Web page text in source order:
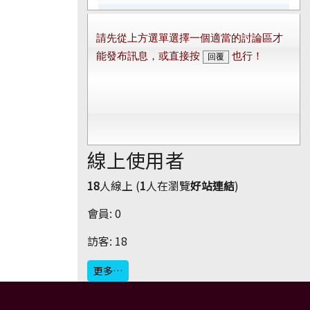
線上使用者
18人線上 (1人在瀏覽好站連結)
會員: 0
訪客: 18
更多…